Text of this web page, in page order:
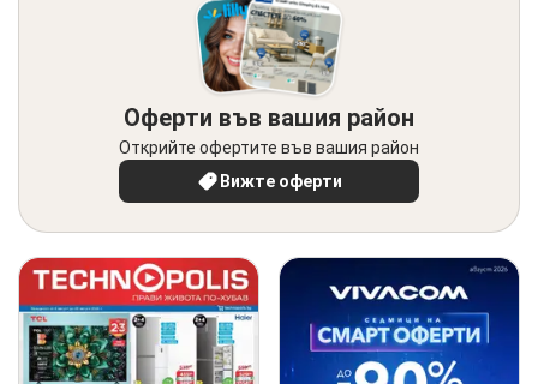
Оферти във вашия район
Открийте офертите във вашия район
Вижте оферти